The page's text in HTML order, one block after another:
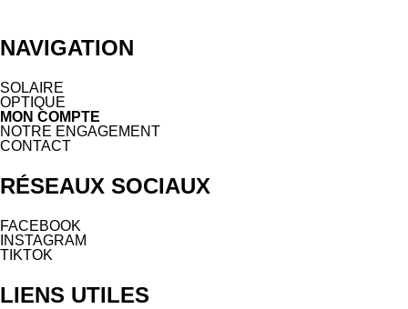
NAVIGATION
SOLAIRE
OPTIQUE
MON COMPTE
NOTRE ENGAGEMENT
CONTACT
RÉSEAUX SOCIAUX
FACEBOOK
INSTAGRAM
TIKTOK
LIENS UTILES